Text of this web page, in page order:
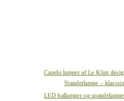
Capelo lamper af Le Klint
Standerlampe –
LED hallamper og